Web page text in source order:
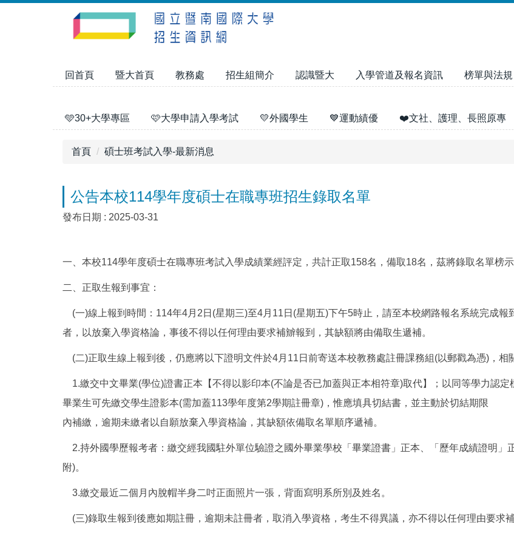
回首頁 暨大首頁 教務處 招生組簡介 認識暨大 入學管道及報名資訊 榜單與法規
🩵30+大學專區 🩷大學申請入學考試 💛外國學生 💙運動績優 ❤️文社、護理、長照原專
首頁 碩士班考試入學-最新消息
公告本校114學年度碩士在職專班招生錄取名單
發布日期 : 2025-03-31
一、本校114學年度碩士在職專班考試入學成績業經評定，共計正取158名，備取18名，茲將錄取名單榜
二、正取生報到事宜：
(一)線上報到時間：114年4月2日(星期三)至4月11日(星期五)下午5時止，請至本校網路報名系統完成報
者，以放棄入學資格論，事後不得以任何理由要求補辧報到，其缺額將由備取生遞補。
(二)正取生線上報到後，仍應將以下證明文件於4月11日前寄送本校教務處註冊課務組(以郵戳為憑)，相
1.繳交中文畢業(學位)證書正本【不得以影印本(不論是否已加蓋與正本相符章)取代】；以同等學力認
畢業生可先繳交學生證影本(需加蓋113學年度第2學期註冊章)，惟應填具切結書，並主動於切結期限
內補繳，逾期未繳者以自願放棄入學資格論，其缺額依備取名單順序遞補。
2.持外國學歷報考者：繳交經我國駐外單位驗證之國外畢業學校「畢業證書」正本、「歷年成績證明」
附)。
3.繳交最近二個月內脫帽半身二吋正面照片一張，背面寫明系所別及姓名。
(三)錄取生報到後應如期註冊，逾期未註冊者，取消入學資格，考生不得異議，亦不得以任何理由要求補